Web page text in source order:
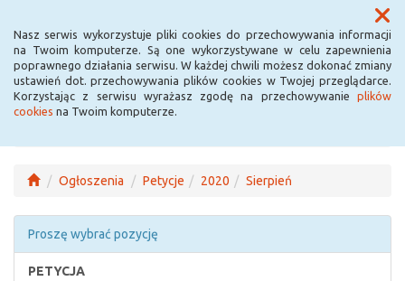
Nasz serwis wykorzystuje pliki cookies do przechowywania informacji
na Twoim komputerze. Są one wykorzystywane w celu zapewnienia
poprawnego działania serwisu. W każdej chwili możesz dokonać zmiany
ustawień dot. przechowywania plików cookies w Twojej przeglądarce.
Korzystając z serwisu wyrażasz zgodę na przechowywanie plików
cookies na Twoim komputerze.
Menu
Ogłoszenia Petycje 2020 Sierpień
Proszę wybrać pozycję
PETYCJA